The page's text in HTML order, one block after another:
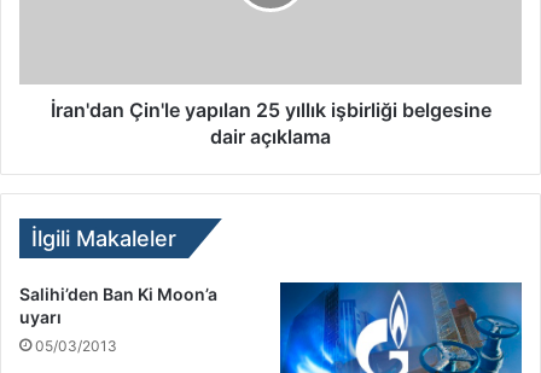
İran'dan Çin'le yapılan 25 yıllık işbirliği belgesine
dair açıklama
İlgili Makaleler
Salihi’den Ban Ki Moon’a
uyarı
05/03/2013